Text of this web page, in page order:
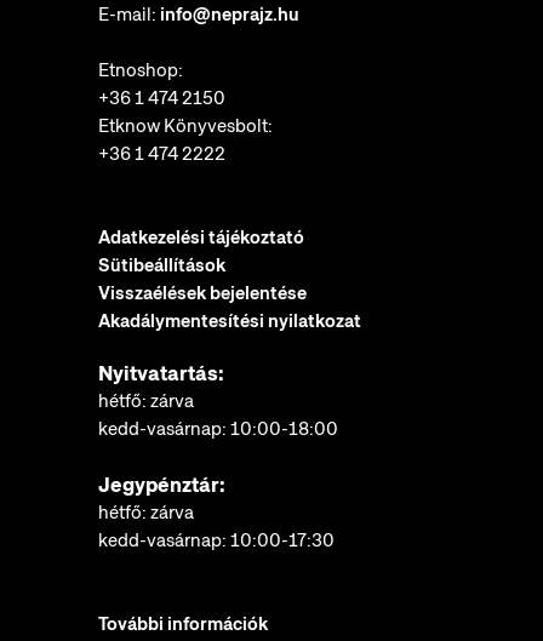
E-mail: info@neprajz.hu
Etnoshop:
+36 1 474 2150
Etknow Könyvesbolt:
+36 1 474 2222
Adatkezelési tájékoztató
Sütibeállítások
Visszaélések bejelentése
Akadálymentesítési nyilatkozat
Nyitvatartás:
hétfő: zárva
kedd-vasárnap: 10:00-18:00
Jegypénztár:
hétfő: zárva
kedd-vasárnap: 10:00-17:30
További információk